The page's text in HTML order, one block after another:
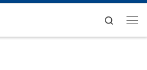
Search